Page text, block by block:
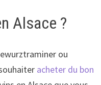
Alsace ?
ou
acheter du bon